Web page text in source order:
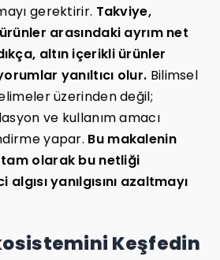
gerektirir. Takviye,
arasındaki ayrım net
altın içerikli ürünler
yanıltıcı olur. Bilimsel
üzerinden değil;
ve kullanım amacı
yapar. Bu makalenin
olarak bu netliği
yanılgısını azaltmayı
Keşfedin